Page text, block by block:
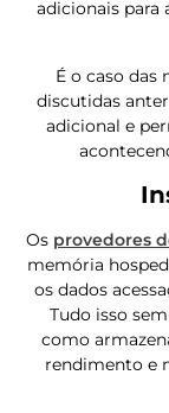
adicionais para
É o caso
discutidas
adicional e
Os provedores
memória
os dados
Tudo isso
como
rendimento e